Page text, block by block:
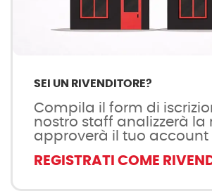
SEI UN RIVENDITORE?
Compila il form di
nostro staff analizzerà la
approverà il tuo account
REGISTRATI COME